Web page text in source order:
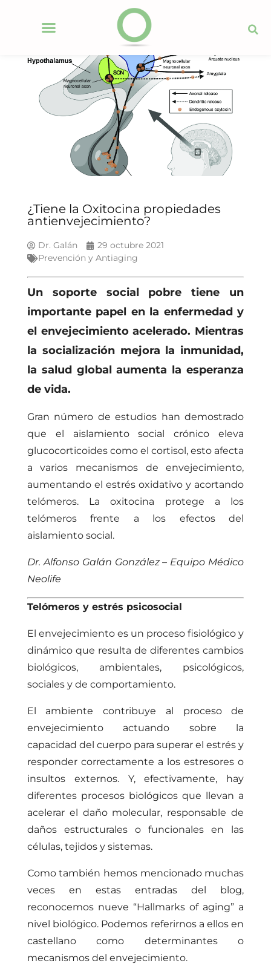
¿Tiene la Oxitocina propiedades
antienvejecimiento?
Dr. Galán
29 octubre 2021
Prevención y Antiaging
Un soporte social pobre tiene un
importante papel en la enfermedad y
el envejecimiento acelerado. Mientras
la socialización mejora la inmunidad,
la salud global aumenta la esperanza
de vida.
Gran número de estudios han demostrado
que el aislamiento social crónico eleva
glucocorticoides como el cortisol, esto afecta
a varios mecanismos de envejecimiento,
aumentando el estrés oxidativo y acortando
telómeros. La oxitocina protege a los
telómeros frente a los efectos del
aislamiento social.
Dr. Alfonso Galán González – Equipo Médico
Neolife
Telómeros y estrés psicosocial
El envejecimiento es un proceso fisiológico y
dinámico que resulta de diferentes cambios
biológicos, ambientales, psicológicos,
sociales y de comportamiento.
El ambiente contribuye al proceso de
envejecimiento actuando sobre la
capacidad del cuerpo para superar el estrés y
responder correctamente a los estresores o
insultos externos. Y, efectivamente, hay
diferentes procesos biológicos que llevan a
acelerar el daño molecular, responsable de
daños estructurales o funcionales en las
células, tejidos y sistemas.
Como también hemos mencionado muchas
veces en estas entradas del blog,
reconocemos nueve “Hallmarks of aging” a
nivel biológico. Podemos referirnos a ellos en
castellano como determinantes o
mecanismos del envejecimiento.